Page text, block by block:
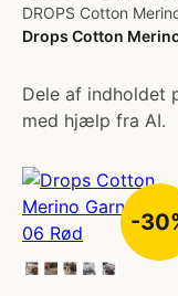
DROPS Cotton
Drops Cotton
Dele af indholdet
med hjælp fra AI.
-